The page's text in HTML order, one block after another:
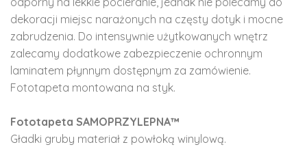
dekoracji miejsc narażonych na częsty dotyk i mocne
zabrudzenia. Do intensywnie użytkowanych wnętrz
zalecamy dodatkowe zabezpieczenie ochronnym
laminatem płynnym dostępnym za zamówienie.
Fototapeta montowana na styk.
Fototapeta SAMOPRZYLEPNA™
Gładki gruby materiał z powłoką winylową.